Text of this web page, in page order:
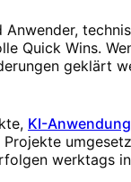
Quick Wins.
geklärt
KI-
werktags